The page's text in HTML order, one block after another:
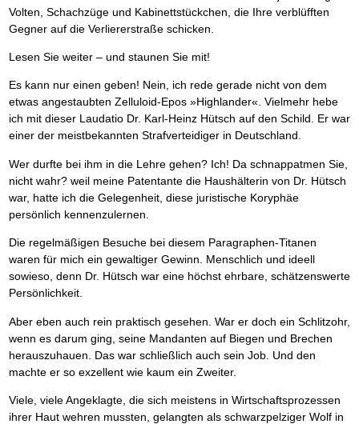
Ihren Zeitgewinn maximieren
GbR-Vertrag mit beschränkter Haftung BRANDNEU
Volten, Schachzüge und Kabinettstückchen, die Ihre verblüfften
Gegner auf die Verliererstraße schicken.
Lesen Sie weiter – und staunen Sie mit!
Es kann nur einen geben! Nein, ich rede gerade nicht von dem
etwas angestaubten Zelluloid-Epos »Highlander«. Vielmehr hebe
ich mit dieser Laudatio Dr. Karl-Heinz Hütsch auf den Schild. Er war
einer der meistbekannten Strafverteidiger in Deutschland.
Wer durfte bei ihm in die Lehre gehen? Ich! Da schnappatmen Sie,
nicht wahr? weil meine Patentante die Haushälterin von Dr. Hütsch
war, hatte ich die Gelegenheit, diese juristische Koryphäe
persönlich kennenzulernen.
Die regelmäßigen Besuche bei diesem Paragraphen-Titanen
waren für mich ein gewaltiger Gewinn. Menschlich und ideell
sowieso, denn Dr. Hütsch war eine höchst ehrbare, schätzenswerte
Persönlichkeit.
Aber eben auch rein praktisch gesehen. War er doch ein Schlitzohr,
wenn es darum ging, seine Mandanten auf Biegen und Brechen
herauszuhauen. Das war schließlich auch sein Job. Und den
machte er so exzellent wie kaum ein Zweiter.
Viele, viele Angeklagte, die sich meistens in Wirtschaftsprozessen
ihrer Haut wehren mussten, gelangten als schwarzpelziger Wolf in